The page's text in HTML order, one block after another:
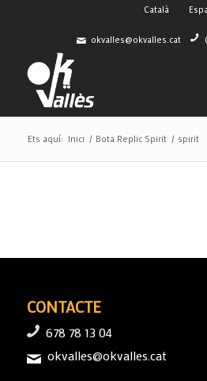
Català
okvalles@okvalles.cat
Ets aquí: Inici / Bota Replic Spirit / spirit
CONTACTE
678 78 13 04
okvalles@okvalles.cat